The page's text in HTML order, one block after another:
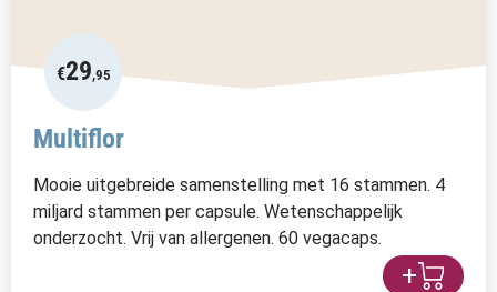
€29,95
Multiflor
Mooie uitgebreide samenstelling met 16 stammen. 4
miljard stammen per capsule. Wetenschappelijk
onderzocht. Vrij van allergenen. 60 vegacaps.
+